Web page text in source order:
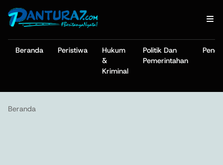
Beranda Peristiwa
Hukum
&
Kriminal
Politik Dan
Pemerintahan
Beranda